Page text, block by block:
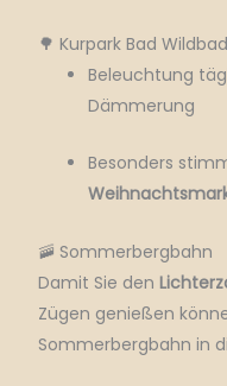
🌳 Kurpark Bad Wildbad
Beleuchtung
Dämmerung
Besonders
🚠 Sommerbergbahn
Damit Sie den
Zügen genießen
Sommerbergbahn in